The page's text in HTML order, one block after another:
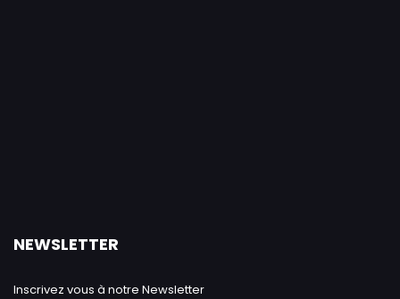
NEWSLETTER
Inscrivez vous à notre Newsletter